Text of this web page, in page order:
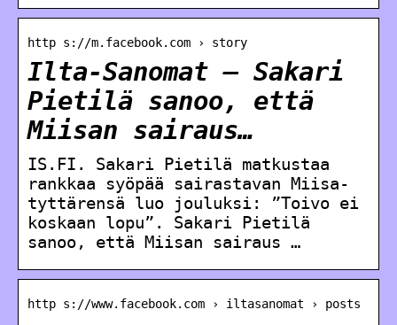
http s://m.facebook.com › story
Ilta-Sanomat – Sakari
Pietilä sanoo, että
Miisan sairaus…
IS.FI. Sakari Pietilä matkustaa
rankkaa syöpää sairastavan Miisa-
tyttärensä luo jouluksi: ”Toivo ei
koskaan lopu”. Sakari Pietilä
sanoo, että Miisan sairaus …
http s://www.facebook.com › iltasanomat › posts